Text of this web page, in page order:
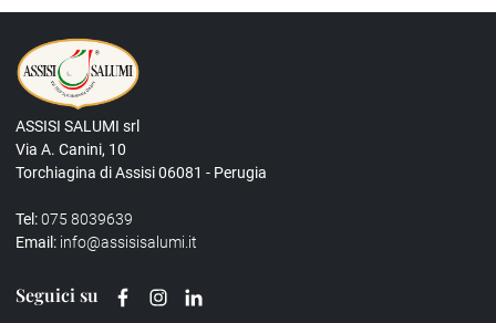
ASSISI SALUMI srl
Via A. Canini, 10
Torchiagina di Assisi 06081 - Perugia
Tel:075 8039639
Email: info@assisisalumi.it
Seguici su